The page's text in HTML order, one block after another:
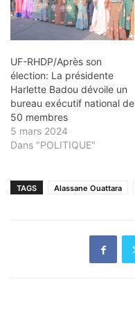
UF-RHDP/Après son
élection: La présidente
Harlette Badou dévoile un
bureau exécutif national de
50 membres
5 mars 2024
Dans "POLITIQUE"
TAGS Alassane Ouattara